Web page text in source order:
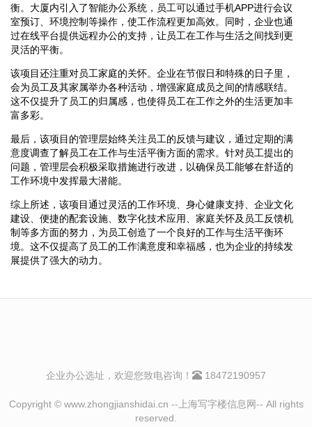
衡。大厦内引入了智能办公系统，员工可以通过手机APP进行会议
室预订、环境控制等操作，使工作流程更加高效。同时，企业也通
过在线平台提供远程办公的支持，让员工在工作与生活之间找到更
灵活的平衡。
该项目还注重对员工家庭的关怀。企业在节假日和特殊的日子里，
会为员工及其家属举办各种活动，增强家庭成员之间的情感联结。
这不仅提升了员工的归属感，也使得员工在工作之外的生活更加丰
富多彩。
最后，该项目的管理层始终关注员工的反馈与建议，通过定期的满
意度调查了解员工在工作与生活平衡方面的需求。针对员工提出的
问题，管理层会积极采取措施进行改进，以确保员工能够在舒适的
工作环境中发挥最大潜能。
综上所述，该项目通过灵活的工作环境、身心健康支持、企业文化
建设、便捷的配套设施、数字化技术应用、家庭关怀及员工反馈机
制等多方面的努力，为员工创造了一个良好的工作与生活平衡环
境。这不仅提高了员工的工作满意度和幸福感，也为企业的持续发
展提供了强大的动力。
企业办公选址，欢迎您致电咨询！ 18472190957
Copyright © www.zhongjianshidai.cn --上海写字楼信息网-- All rights
reserved.